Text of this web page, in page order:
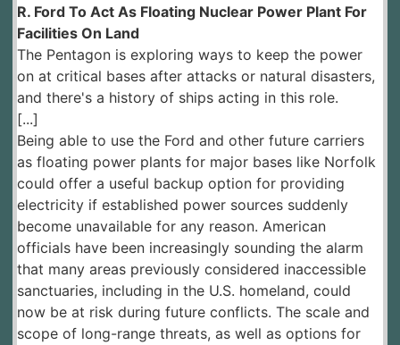
R. Ford To Act As Floating Nuclear Power Plant For
Facilities On Land
The Pentagon is exploring ways to keep the power
on at critical bases after attacks or natural disasters,
and there's a history of ships acting in this role.
[...]
Being able to use the Ford and other future carriers
as floating power plants for major bases like Norfolk
could offer a useful backup option for providing
electricity if established power sources suddenly
become unavailable for any reason. American
officials have been increasingly sounding the alarm
that many areas previously considered inaccessible
sanctuaries, including in the U.S. homeland, could
now be at risk during future conflicts. The scale and
scope of long-range threats, as well as options for